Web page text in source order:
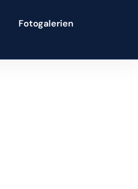
Fotogalerien